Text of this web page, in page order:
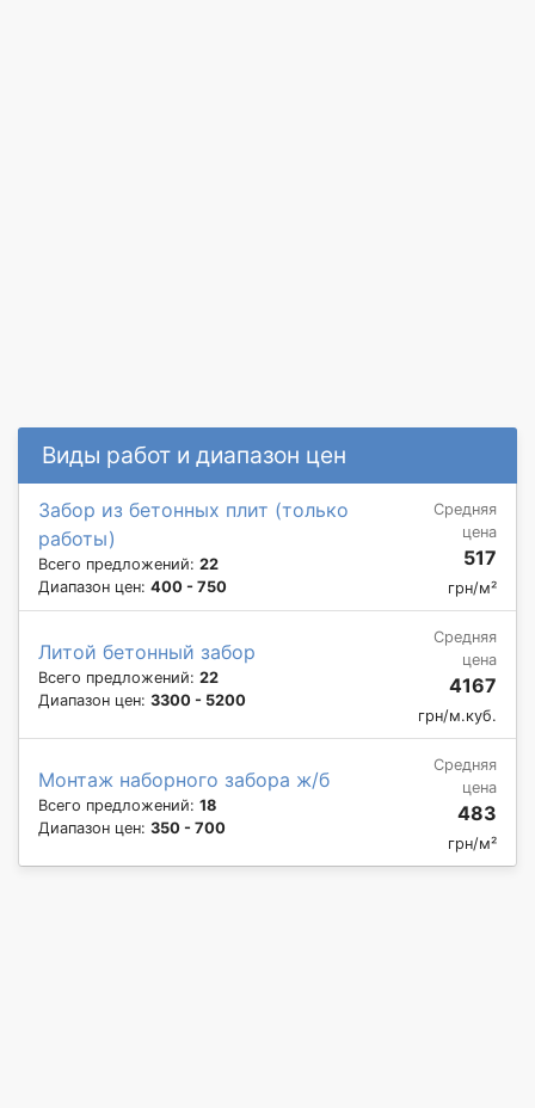
Виды работ и диапазон цен
Забор из бетонных плит (только
работы)
Всего предложений: 22
Диапазон цен: 400 - 750
Средняя
цена
517
грн/м²
Литой бетонный забор
Всего предложений: 22
Диапазон цен: 3300 - 5200
Средняя
цена
4167
грн/м.куб.
Монтаж наборного забора ж/б
Всего предложений: 18
Диапазон цен: 350 - 700
Средняя
цена
483
грн/м²